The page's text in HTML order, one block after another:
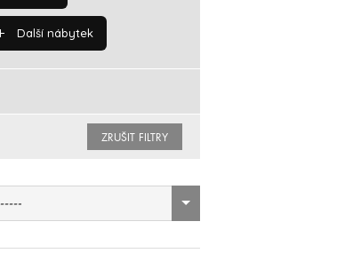
Další nábytek
ZRUŠIT FILTRY
-----